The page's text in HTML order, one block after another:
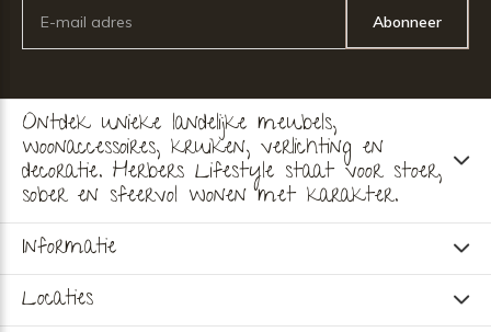
Abonneer
Ontdek unieke landelijke meubels,
woonaccessoires, kruiken, verlichting en
decoratie. Herbers Lifestyle staat voor stoer,
sober en sfeervol wonen met karakter.
Informatie
Locaties